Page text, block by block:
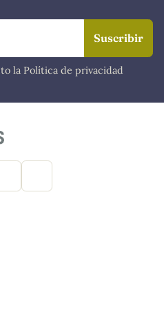
la Política de privacidad